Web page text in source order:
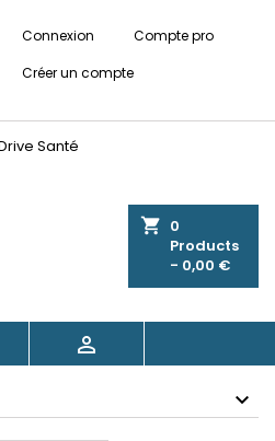
Connexion
Créer un compte
Compte pro
shopping_cart 0
Products
- 0,00 €
